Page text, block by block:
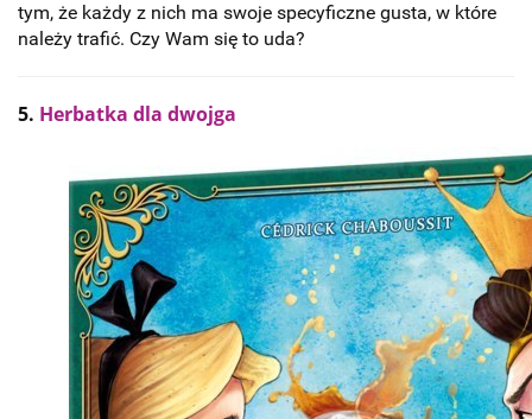
tym, że każdy z nich ma swoje specyficzne gusta, w które
należy trafić. Czy Wam się to uda?
5. Herbatka dla dwojga